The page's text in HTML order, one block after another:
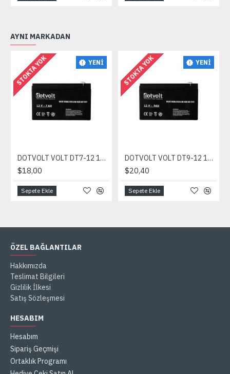
AYNI MARKADAN
YENI
STOKTA YOK
DOTVOLT VOLT DT7-12 12V 7AH UPS AKÜSÜ
$18,00
Sepete Ekle
YENI
STOKTA YOK
DOTVOLT VOLT DT9-12 12V 9AH UPS AKÜSÜ
$20,40
Sepete Ekle
ÖZEL BAĞLANTILAR
Hakkımızda
Teslimat Bilgileri
Gizlilik İlkesi
Satış Sözleşmesi
HESABIM
Hesabım
Sipariş Geçmişi
Ortaklık Programı